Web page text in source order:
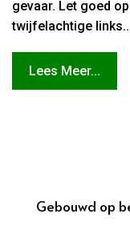
gevaar. Let goed
twijfelachtige
Lees Meer...
Gebouwd op